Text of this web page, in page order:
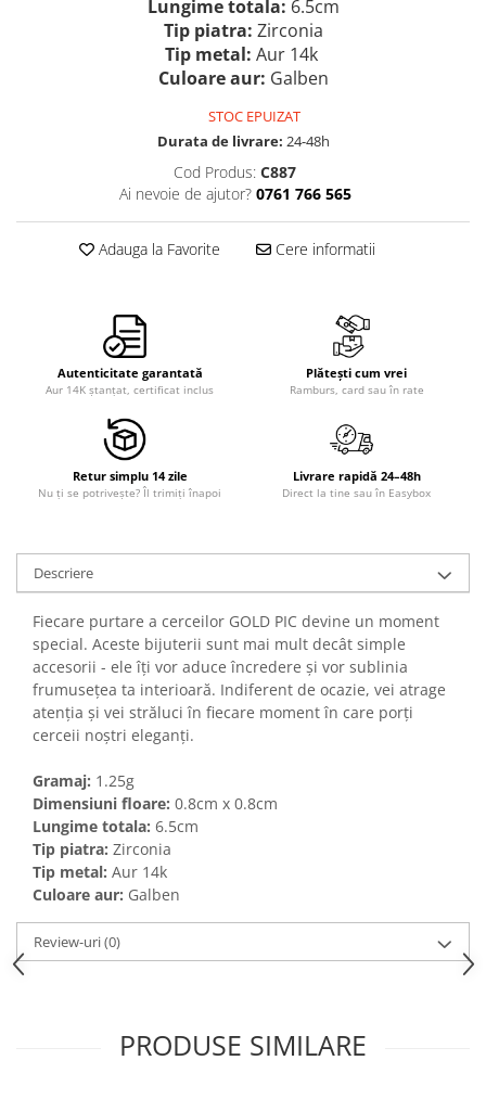
Lungime totala: 6.5cm
Tip piatra: Zirconia
Tip metal: Aur 14k
Culoare aur: Galben
STOC EPUIZAT
Durata de livrare: 24-48h
Cod Produs: C887
Ai nevoie de ajutor? 0761 766 565
Adauga la Favorite Cere informatii
Autenticitate garantată
Aur 14K ștanțat, certificat inclus
Plătești cum vrei
Ramburs, card sau în rate
Retur simplu 14 zile
Nu ți se potrivește? Îl trimiți înapoi
Livrare rapidă 24–48h
Direct la tine sau în Easybox
Descriere
Fiecare purtare a cerceilor GOLD PIC devine un moment
special. Aceste bijuterii sunt mai mult decât simple
accesorii - ele îți vor aduce încredere și vor sublinia
frumusețea ta interioară. Indiferent de ocazie, vei atrage
atenția și vei străluci în fiecare moment în care porți
cerceii noștri eleganți.
Gramaj: 1.25g
Dimensiuni floare: 0.8cm x 0.8cm
Lungime totala: 6.5cm
Tip piatra: Zirconia
Tip metal: Aur 14k
Culoare aur: Galben
Review-uri(0)
PRODUSE SIMILARE